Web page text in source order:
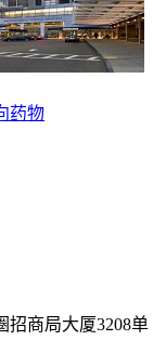
药物
招商局大厦3208单